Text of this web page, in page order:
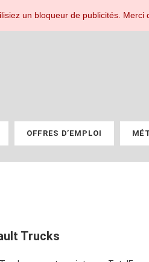
OFFRES D’EMPLOI
Trucks
un bloqueur de publicités. Merci